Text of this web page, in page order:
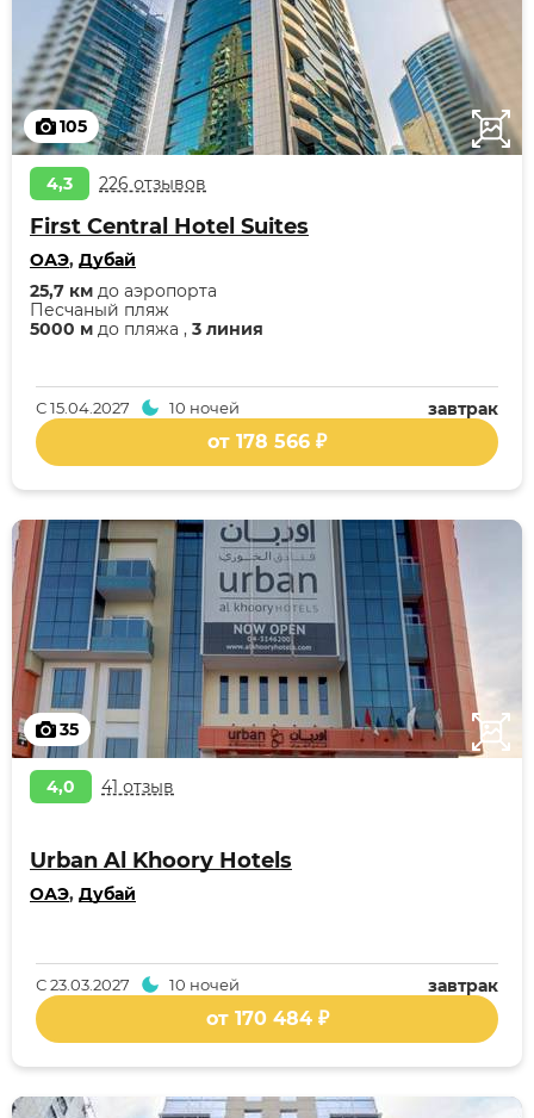
105
4,3 226 отзывов
First Central Hotel Suites
ОАЭ, Дубай
5000 м до пляжа , 3 линия
Песчаный пляж
25,7 км до аэропорта
завтрак
С15.04.2027 10 ночей
от 178 566 ₽
35
4,0 41 отзыв
Urban Al Khoory Hotels
ОАЭ, Дубай
завтрак
С23.03.2027 10 ночей
от 170 484 ₽